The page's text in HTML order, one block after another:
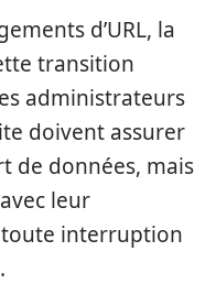
d’URL, la
transition
administrateurs
doivent assurer
de données, mais
leur
interruption